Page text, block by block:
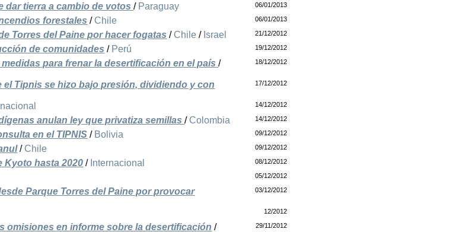
dar tierra a cambio de votos/ Paraguay 06/01/2013
forestales / Chile 06/01/2013
Torres del Paine por hacer fogatas / Chile / Israel 21/12/2012
de comunidades / Perú 19/12/2012
para frenar la desertificación en el país/
18/12/2012
Tipnis se hizo bajo presión, dividiendo y con
17/12/2012
14/12/2012
anulan ley que privatiza semillas/ Colombia 14/12/2012
en el TIPNIS / Bolivia 09/12/2012
/ Chile 09/12/2012
Kyoto hasta 2020 / Internacional 08/12/2012
05/12/2012
Parque Torres del Paine por provocar
03/12/2012
12/2012
omisiones en informe sobre la desertificación / 29/11/2012